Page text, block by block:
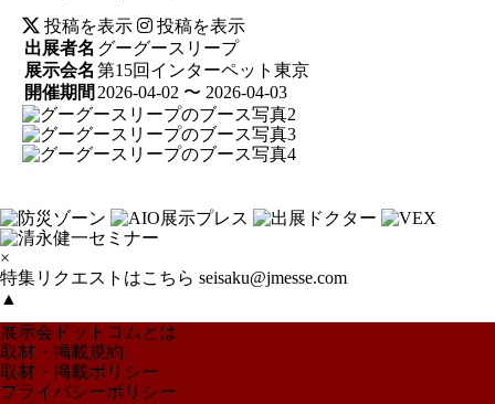
投稿を表示
投稿を表示
出展者名 グーグースリープ
展示会名 第15回インターペット東京
開催期間 2026-04-02 〜 2026-04-03
×
特集リクエストはこちら seisaku@jmesse.com
展示会ドットコムとは
取材・掲載規約
取材・掲載ポリシー
プライバシーポリシー
▲